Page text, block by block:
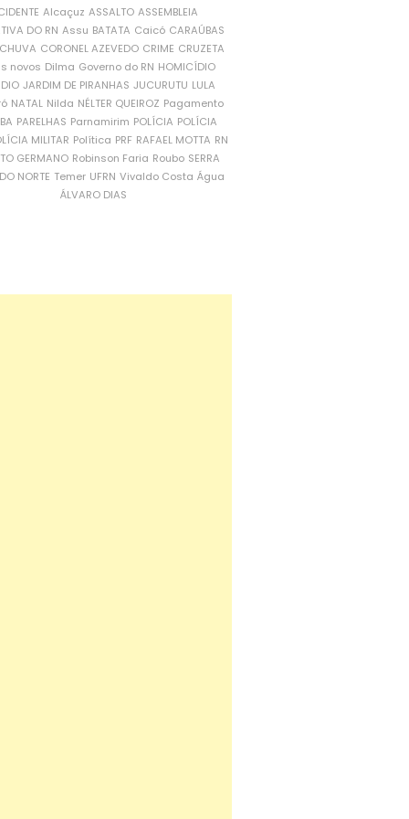
Alcaçuz ASSALTO ASSEMBLEIA
DO RN Assu BATATA Caicó CARAÚBAS
CORONEL AZEVEDO CRIME CRUZETA
novos Dilma Governo do RN HOMICÍDIO
JARDIM DE PIRANHAS JUCURUTU LULA
NATAL Nilda NÉLTER QUEIROZ Pagamento
PARELHAS Parnamirim POLÍCIA POLÍCIA
MILITAR Política PRF RAFAEL MOTTA RN
GERMANO Robinson Faria Roubo SERRA
NORTE Temer UFRN Vivaldo Costa Água
ÁLVARO DIAS